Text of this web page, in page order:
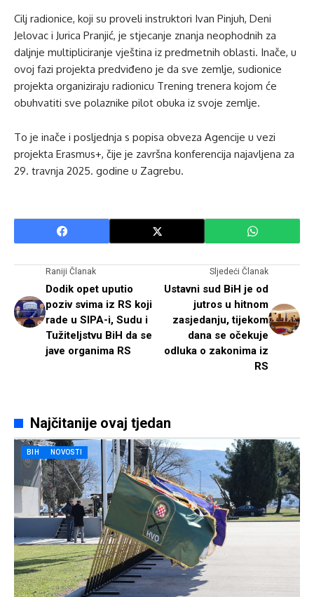
Cilj radionice, koji su proveli instruktori Ivan Pinjuh, Deni
Jelovac i Jurica Pranjić, je stjecanje znanja neophodnih za
daljnje multipliciranje vještina iz predmetnih oblasti. Inače, u
ovoj fazi projekta predviđeno je da sve zemlje, sudionice
projekta organiziraju radionicu Trening trenera kojom će
obuhvatiti sve polaznike pilot obuka iz svoje zemlje.
To je inače i posljednja s popisa obveza Agencije u vezi
projekta Erasmus+, čije je završna konferencija najavljena za
29. travnja 2025. godine u Zagrebu.
Raniji Članak
Dodik opet uputio
poziv svima iz RS koji
rade u SIPA-i, Sudu i
Tužiteljstvu BiH da se
jave organima RS
Sljedeći Članak
Ustavni sud BiH je od
jutros u hitnom
zasjedanju, tijekom
dana se očekuje
odluka o zakonima iz
RS
Najčitanije ovaj tjedan
BIH NOVOSTI